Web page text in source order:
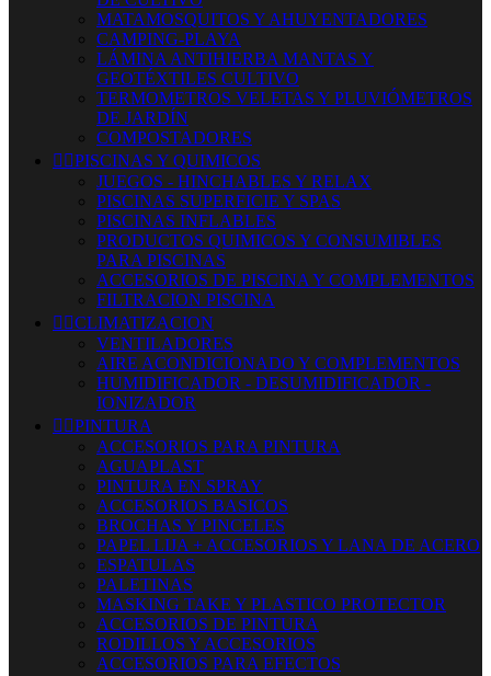
MATAMOSQUITOS Y AHUYENTADORES
CAMPING-PLAYA
LÁMINA ANTIHIERBA MANTAS Y
GEOTÉXTILES CULTIVO
TERMOMETROS VELETAS Y PLUVIÓMETROS
DE JARDÍN
COMPOSTADORES
 PISCINAS Y QUIMICOS
JUEGOS - HINCHABLES Y RELAX
PISCINAS SUPERFICIE Y SPAS
PISCINAS INFLABLES
PRODUCTOS QUIMICOS Y CONSUMIBLES
PARA PISCINAS
ACCESORIOS DE PISCINA Y COMPLEMENTOS
FILTRACION PISCINA
 CLIMATIZACION
VENTILADORES
AIRE ACONDICIONADO Y COMPLEMENTOS
HUMIDIFICADOR - DESUMIDIFICADOR -
IONIZADOR
 PINTURA
ACCESORIOS PARA PINTURA
AGUAPLAST
PINTURA EN SPRAY
ACCESORIOS BASICOS
BROCHAS Y PINCELES
PAPEL LIJA + ACCESORIOS Y LANA DE ACERO
ESPATULAS
PALETINAS
MASKING TAKE Y PLASTICO PROTECTOR
ACCESORIOS DE PINTURA
RODILLOS Y ACCESORIOS
ACCESORIOS PARA EFECTOS